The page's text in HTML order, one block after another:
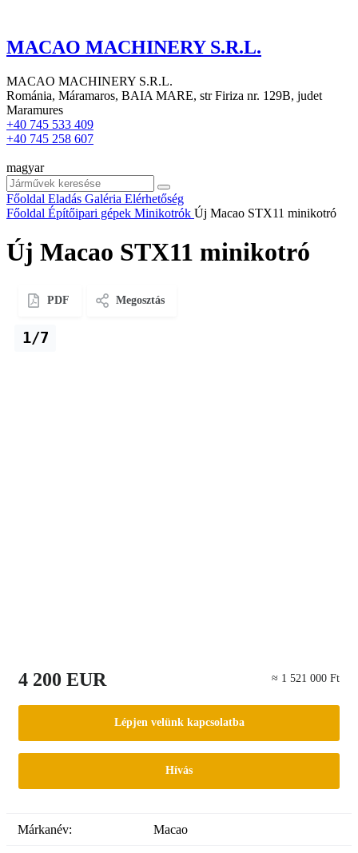
MACAO MACHINERY S.R.L.
MACAO MACHINERY S.R.L.
Románia, Máramaros, BAIA MARE, str Firiza nr. 129B, judet
Maramures
+40 745 533 409
+40 745 258 607
magyar
Főoldal Eladás Galéria Elérhetőség
Főoldal Építőipari gépek Minikotrók Új Macao STX11 minikotró
Új Macao STX11 minikotró
PDF Megosztás
1/7
4 200 EUR ≈ 1 521 000 Ft
Lépjen velünk kapcsolatba
Hívás
Márkanév: Macao